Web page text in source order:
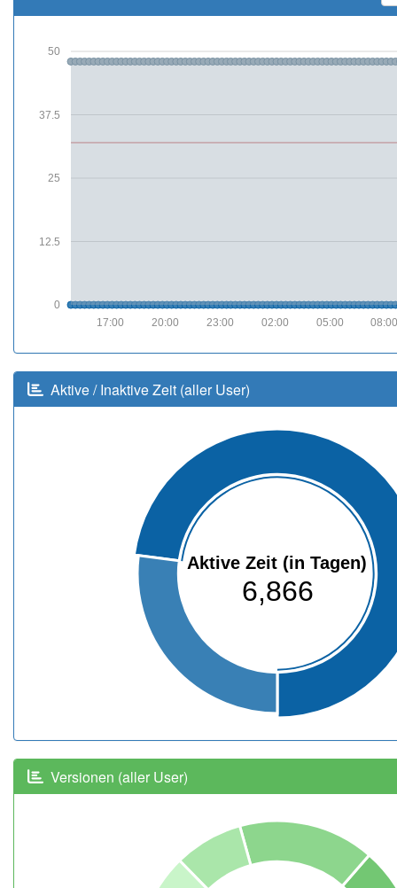
0
12.5
25
37.5
50
05:00
02:00
23:00
20:00
17:00
Aktive / Inaktive Zeit (aller User)
Aktive Zeit (in Tagen)
6,866
Versionen (aller User)